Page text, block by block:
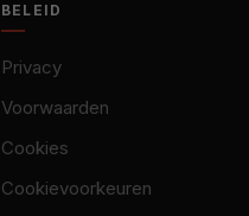
BELEID
Privacy
Voorwaarden
Cookies
Cookievoorkeuren